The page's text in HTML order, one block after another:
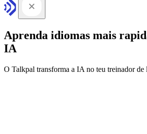
Aprenda idiomas mais
IA
O Talkpal transforma a IA no teu treinador de